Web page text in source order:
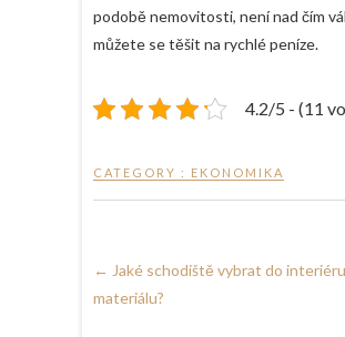
podobě nemovitosti, není nad čím
můžete se těšit na rychlé peníze.
4.2/5 - (11
CATEGORY : EKONOMIKA
← Jaké schodiště vybrat do
materiálu?